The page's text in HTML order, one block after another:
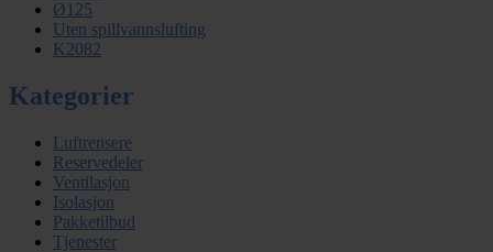
Ø125
Uten spillvannslufting
K2082
Kategorier
Luftrensere
Reservedeler
Ventilasjon
Isolasjon
Pakketilbud
Tjenester